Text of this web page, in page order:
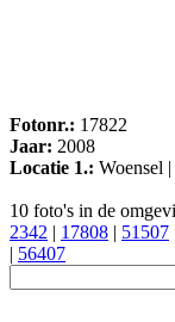
Fotonr.: 17822
Jaar: 2008
Locatie 1.: Woensel |
10 foto's in de
2342 | 17808 | 51507
| 56407